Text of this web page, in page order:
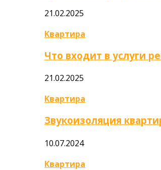
21.02.2025
Квартира
Что входит в услуги
21.02.2025
Квартира
Звукоизоляция
10.07.2024
Квартира